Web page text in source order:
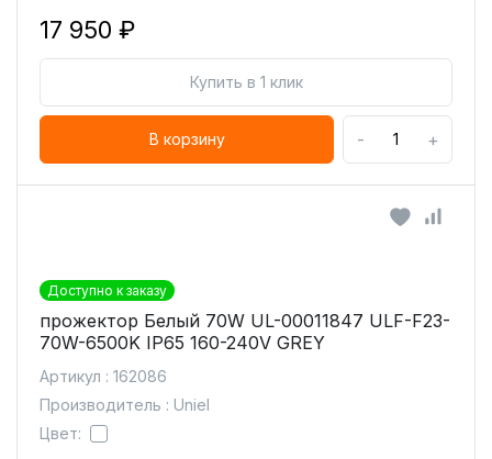
17 950 ₽
Купить в 1 клик
В корзину - +
Доступно к заказу
прожектор Белый 70W UL-00011847 ULF-F23-
70W-6500K IP65 160-240V GREY
Артикул : 162086
Производитель : Uniel
Цвет: